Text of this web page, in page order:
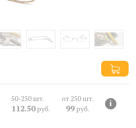
50-250 шт.
112.50руб.
от 250 шт.
99 руб.
i